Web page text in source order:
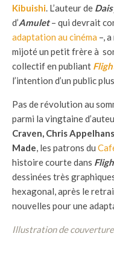
Kibuishi. L’auteur de
d’Amulet– qui devrait
adaptation au cinéma –,
mijoté un petit frère à
collectif en publiant
l’intention d’un public
Pas de révolution au
parmi la vingtaine
Craven, Chris
Made, les patrons du
histoire courte dans
dessinées très
hexagonal, après le
nouvelles pour une
Illustration de